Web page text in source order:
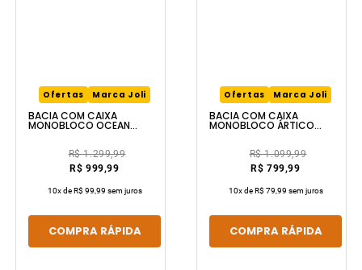
Ofertas Marca Joli
BACIA COM CAIXA
MONOBLOCO OCEAN
R$ 1.299,99
R$ 999,99
10x deR$ 99,99 sem juros
COMPRA RÁPIDA
Ofertas Marca Joli
BACIA COM CAIXA
MONOBLOCO ÁRTICO
R$ 1.099,99
R$ 799,99
10x deR$ 79,99 sem juros
COMPRA RÁPIDA